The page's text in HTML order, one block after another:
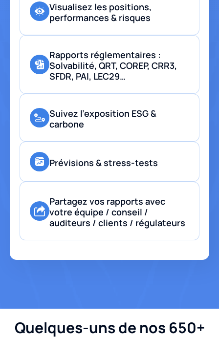
Visualisez les positions,
performances & risques
Rapports réglementaires :
Solvabilité, QRT, COREP, CRR3,
SFDR, PAI, LEC29…
Suivez l'exposition ESG &
carbone
Prévisions & stress-tests
Partagez vos rapports avec
votre équipe / conseil /
auditeurs / clients / régulateurs
Quelques-uns de nos 650+